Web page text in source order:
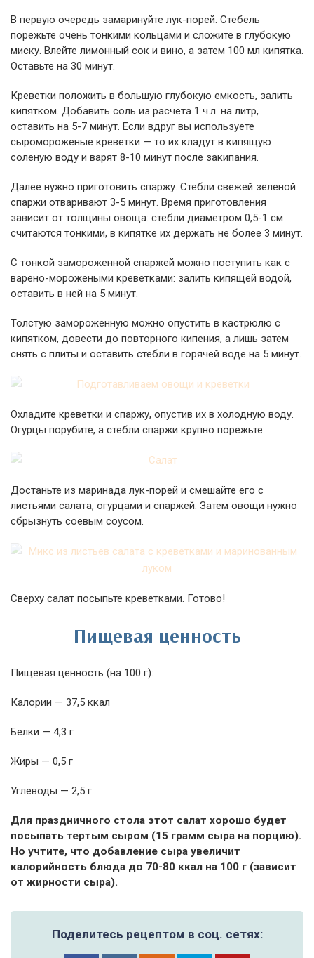
В первую очередь замаринуйте лук-порей. Стебель
порежьте очень тонкими кольцами и сложите в глубокую
миску. Влейте лимонный сок и вино, а затем 100 мл кипятка.
Оставьте на 30 минут.
Креветки положить в большую глубокую емкость, залить
кипятком. Добавить соль из расчета 1 ч.л. на литр,
оставить на 5-7 минут. Если вдруг вы используете
сыромороженые креветки — то их кладут в кипящую
соленую воду и варят 8-10 минут после закипания.
Далее нужно приготовить спаржу. Стебли свежей зеленой
спаржи отваривают 3-5 минут. Время приготовления
зависит от толщины овоща: стебли диаметром 0,5-1 см
считаются тонкими, в кипятке их держать не более 3 минут.
С тонкой замороженной спаржей можно поступить как с
варено-морожеными креветками: залить кипящей водой,
оставить в ней на 5 минут.
Толстую замороженную можно опустить в кастрюлю с
кипятком, довести до повторного кипения, а лишь затем
снять с плиты и оставить стебли в горячей воде на 5 минут.
Охладите креветки и спаржу, опустив их в холодную воду.
Огурцы порубите, а стебли спаржи крупно порежьте.
Достаньте из маринада лук-порей и смешайте его с
листьями салата, огурцами и спаржей. Затем овощи нужно
сбрызнуть соевым соусом.
Сверху салат посыпьте креветками. Готово!
Пищевая ценность
Пищевая ценность (на 100 г):
Калории — 37,5 ккал
Белки — 4,3 г
Жиры — 0,5 г
Углеводы — 2,5 г
Для праздничного стола этот салат хорошо будет
посыпать тертым сыром (15 грамм сыра на порцию).
Но учтите, что добавление сыра увеличит
калорийность блюда до 70-80 ккал на 100 г (зависит
от жирности сыра).
Поделитесь рецептом в соц. сетях: